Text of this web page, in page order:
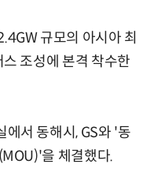
규모의 아시아 최
조성에 본격 착수한
에서 동해시, GS와 '동
을 체결했다.